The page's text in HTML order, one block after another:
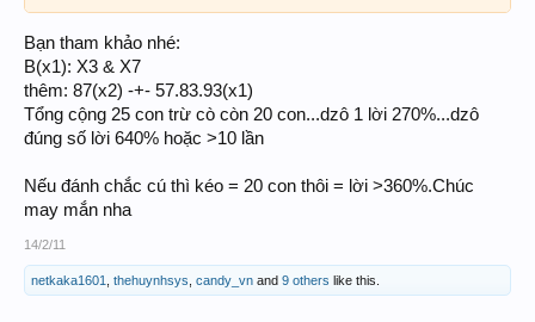
Bạn tham khảo nhé:
B(x1): X3 & X7
thêm: 87(x2) -+- 57.83.93(x1)
Tổng cộng 25 con trừ cò còn 20 con...dzô 1 lời 270%...dzô
đúng số lời 640% hoặc >10 lần
Nếu đánh chắc cú thì kéo = 20 con thôi = lời >360%.Chúc
may mắn nha
14/2/11
netkaka1601 thehuynhsys candy_vn and 9 others like this.